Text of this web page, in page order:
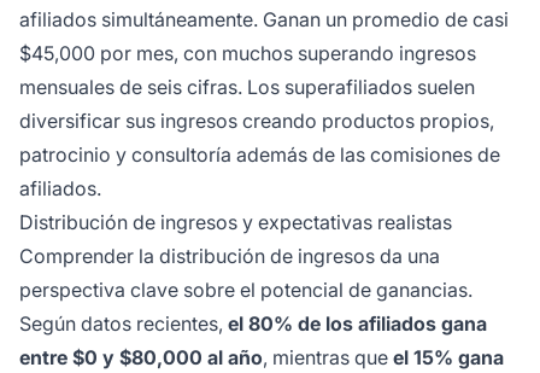
afiliados simultáneamente. Ganan un promedio de casi
$45,000 por mes, con muchos superando ingresos
mensuales de seis cifras. Los superafiliados suelen
diversificar sus ingresos creando productos propios,
patrocinio y consultoría además de las comisiones de
afiliados.
Distribución de ingresos y expectativas realistas
Comprender la distribución de ingresos da una
perspectiva clave sobre el potencial de ganancias.
Según datos recientes, el 80% de los afiliados gana
entre $0 y $80,000 al año, mientras que el 15% gana